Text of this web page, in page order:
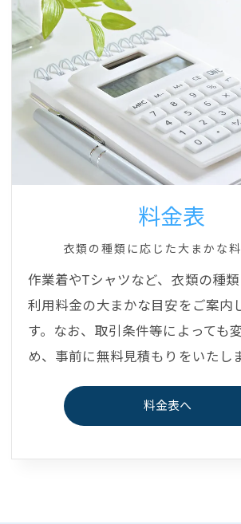
料金表
衣類の種類に応じた大まかな
作業着やTシャツなど、衣類の種
利用料金の大まかな目安をご案内
す。なお、取引条件等によっても
め、事前に無料見積もりをいたし
料金表へ